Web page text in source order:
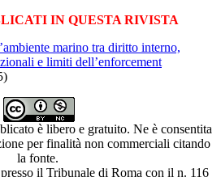
IN QUESTA RIVISTA
marino tra diritto interno,
e limiti dell’enforcement
è libero e gratuito. Ne è consentita
per finalità non commerciali citando
la fonte.
il Tribunale di Roma con il n. 116